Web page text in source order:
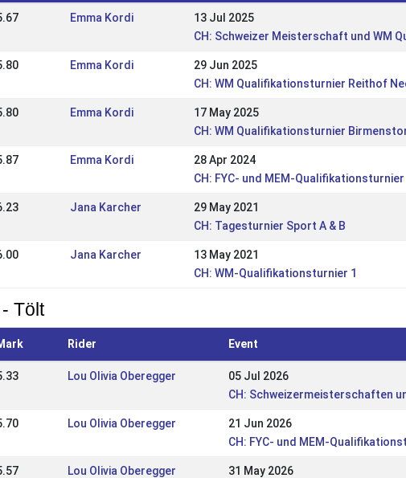
Emma Kordi
13 Jul 2025
CH: Schweizer Meisterschaft und WM
Emma Kordi
29 Jun 2025
CH: WM Qualifikationsturnier Reithof
Emma Kordi
17 May 2025
CH: WM Qualifikationsturnier
Emma Kordi
28 Apr 2024
CH: FYC- und MEM-Qualifikationsturnier
Jana Karcher
29 May 2021
CH: Tagesturnier Sport A & B
Jana Karcher
13 May 2021
CH: WM-Qualifikationsturnier 1
Tölt
Rider Event
Lou Olivia Oberegger
05 Jul 2026
CH: Schweizermeisterschaften
Lou Olivia Oberegger
21 Jun 2026
CH: FYC- und MEM-
Lou Olivia Oberegger
31 May 2026